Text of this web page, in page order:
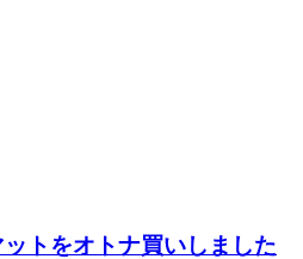
トをオトナ買いしました